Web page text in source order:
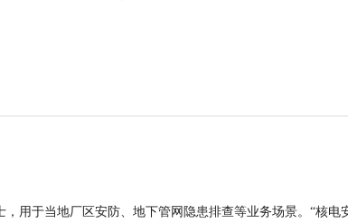
用于当地厂区安防、地下管网隐患排查等业务场景。“核电